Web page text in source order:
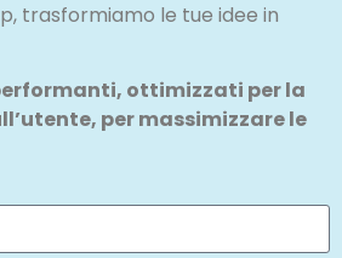
trasformiamo le tue idee in
ottimizzati per la
per massimizzare le